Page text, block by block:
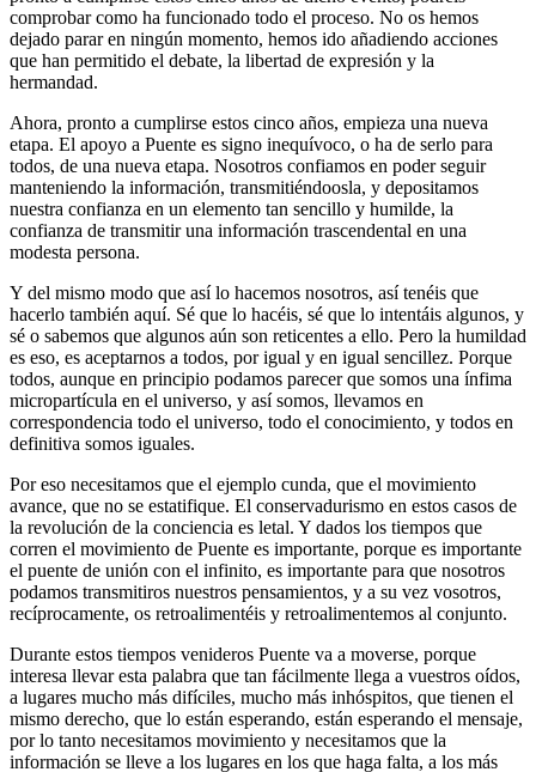
comprobar como ha funcionado todo el proceso. No os hemos
dejado parar en ningún momento, hemos ido añadiendo acciones
que han permitido el debate, la libertad de expresión y la
hermandad.
Ahora, pronto a cumplirse estos cinco años, empieza una nueva
etapa. El apoyo a Puente es signo inequívoco, o ha de serlo para
todos, de una nueva etapa. Nosotros confiamos en poder seguir
manteniendo la información, transmitiéndoosla, y depositamos
nuestra confianza en un elemento tan sencillo y humilde, la
confianza de transmitir una información trascendental en una
modesta persona.
Y del mismo modo que así lo hacemos nosotros, así tenéis que
hacerlo también aquí. Sé que lo hacéis, sé que lo intentáis algunos, y
sé o sabemos que algunos aún son reticentes a ello. Pero la humildad
es eso, es aceptarnos a todos, por igual y en igual sencillez. Porque
todos, aunque en principio podamos parecer que somos una ínfima
micropartícula en el universo, y así somos, llevamos en
correspondencia todo el universo, todo el conocimiento, y todos en
definitiva somos iguales.
Por eso necesitamos que el ejemplo cunda, que el movimiento
avance, que no se estatifique. El conservadurismo en estos casos de
la revolución de la conciencia es letal. Y dados los tiempos que
corren el movimiento de Puente es importante, porque es importante
el puente de unión con el infinito, es importante para que nosotros
podamos transmitiros nuestros pensamientos, y a su vez vosotros,
recíprocamente, os retroalimentéis y retroalimentemos al conjunto.
Durante estos tiempos venideros Puente va a moverse, porque
interesa llevar esta palabra que tan fácilmente llega a vuestros oídos,
a lugares mucho más difíciles, mucho más inhóspitos, que tienen el
mismo derecho, que lo están esperando, están esperando el mensaje,
por lo tanto necesitamos movimiento y necesitamos que la
información se lleve a los lugares en los que haga falta, a los más